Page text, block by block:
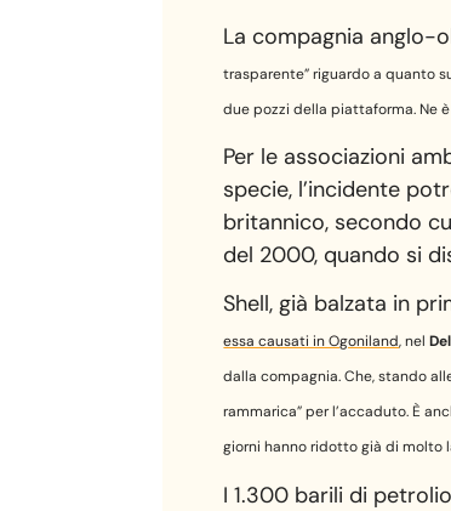
La compagnia anglo-
trasparente” riguardo a quanto
due pozzi della piattaforma. Ne
Per le associazioni
specie, l’incidente
britannico, secondo
del 2000, quando si
Shell, già balzata in
essa causati in Ogoniland, nel
dalla compagnia. Che, stando
rammarica” per l’accaduto. È
giorni hanno ridotto già di molto
I 1.300 barili di